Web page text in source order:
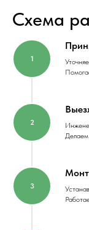
Схема
Делаем